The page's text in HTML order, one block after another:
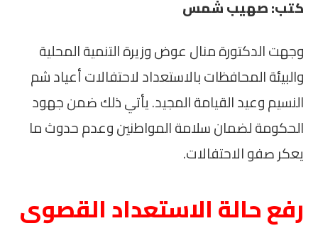
كتب: صهيب شمس
وجهت الدكتورة منال عوض وزيرة التنمية المحلية
والبيئة المحافظات بالاستعداد لاحتفالات أعياد شم
النسيم وعيد القيامة المجيد. يأتي ذلك ضمن جهود
الحكومة لضمان سلامة المواطنين وعدم حدوث ما
يعكر صفو الاحتفالات.
رفع حالة الاستعداد القصوى